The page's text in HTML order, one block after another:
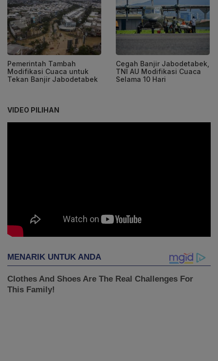
Pemerintah Tambah
Modifikasi Cuaca untuk
Tekan Banjir Jabodetabek
Cegah Banjir Jabodetabek,
TNI AU Modifikasi Cuaca
Selama 10 Hari
VIDEO PILIHAN